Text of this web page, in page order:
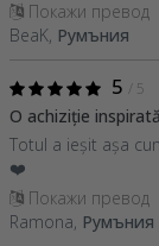
Покажи превод
BeaK, Румъния
5 / 5
O achiziție
Totul a ieșit așa
❤️
Покажи превод
Ramona, Румъния